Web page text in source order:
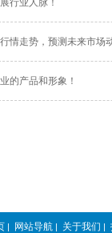
行业人脉！
情走势，预测未来市场
的产品和形象！
| 网站导航 | 关于我们 |